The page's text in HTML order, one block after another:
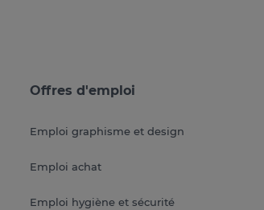
Offres d'emploi
Emploi graphisme et design
Emploi achat
Emploi hygiène et sécurité